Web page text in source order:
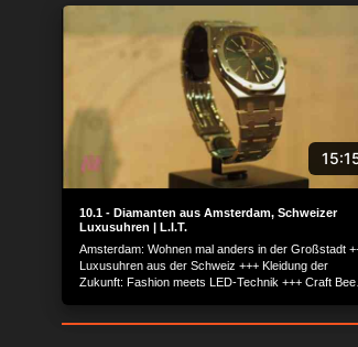
10.1 - Diamanten aus Amsterdam, Schweizer
Luxusuhren | L.I.T.
Amsterdam: Wohnen mal anders in der Großstadt
Luxusuhren aus der Schweiz +++ Kleidung der
Zukunft: Fashion meets LED-Technik +++ Craft Beer: